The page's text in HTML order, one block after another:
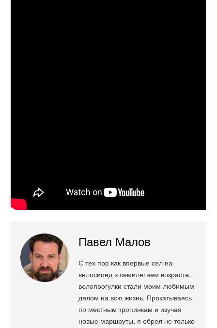
Павел Малов
С тех пор как впервые сел на
велосипед в семилетнем возрасте,
велопрогулки стали моим любимым
делом на всю жизнь. Прокатываясь
по местным тропинкам и изучая
новые маршруты, я обрел не только